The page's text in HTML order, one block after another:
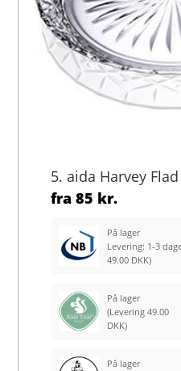
5. aida Harvey
fra85 kr.
På lager
Levering: 1-3
49.00 DKK)
På lager
(Levering 49.00
DKK)
På lager